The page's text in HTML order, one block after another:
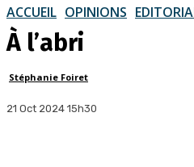
ACCUEIL OPINIONS
À l’abri
Stéphanie Foiret
21 Oct 2024 15h30